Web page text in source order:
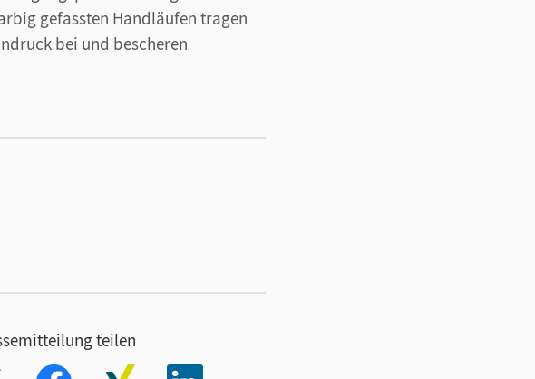
gefassten Handläufen tragen
bei und bescheren
teilen